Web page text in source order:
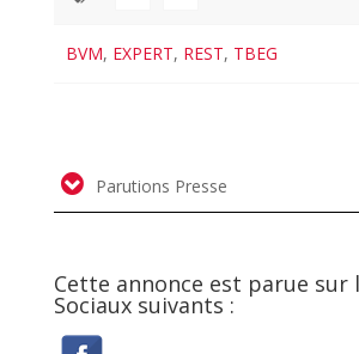
BVM, EXPERT, REST, TBEG
Parutions Presse
Cette annonce est parue sur
Sociaux suivants :